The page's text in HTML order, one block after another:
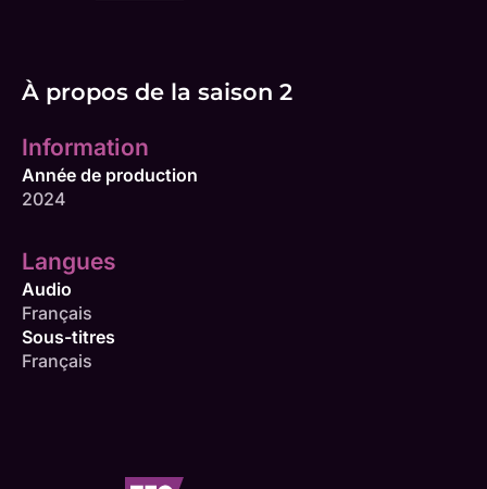
À propos de la saison 2
Information
Année de production
2024
Langues
Audio
Français
Sous-titres
Français